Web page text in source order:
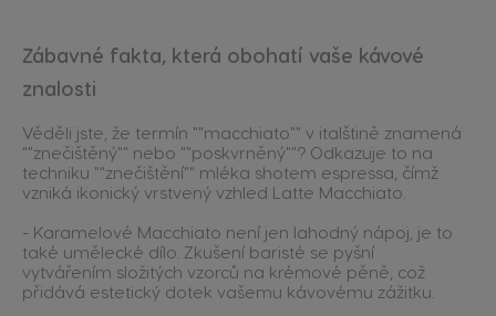
Zábavné fakta, která obohatí vaše kávové
znalosti
Věděli jste, že termín ""macchiato"" v italštině znamená
""znečištěný"" nebo ""poskvrněný""? Odkazuje to na
techniku ""znečištění"" mléka shotem espressa, čímž
vzniká ikonický vrstvený vzhled Latte Macchiato.
- Karamelové Macchiato není jen lahodný nápoj, je to
také umělecké dílo. Zkušení baristé se pyšní
vytvářením složitých vzorců na krémové pěně, což
přidává estetický dotek vašemu kávovému zážitku.